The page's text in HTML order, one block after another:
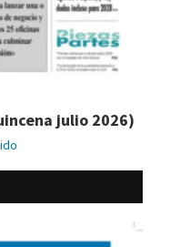
julio 2026)